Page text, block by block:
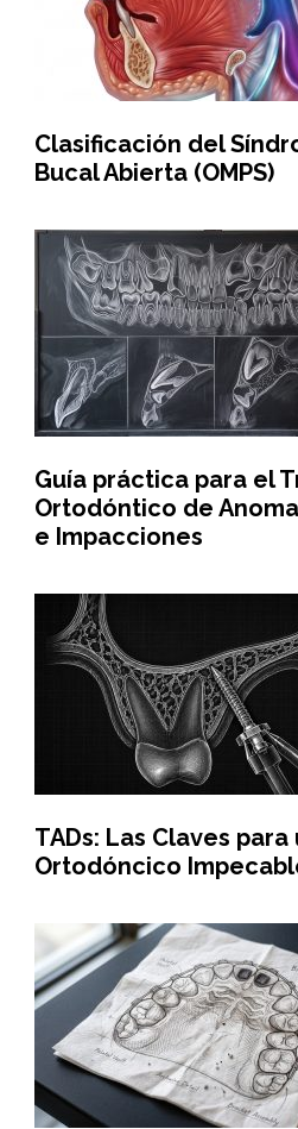
Clasificación del
Bucal Abierta (OMPS)
Guía práctica para el
Ortodóntico de
e Impacciones
TADs: Las Claves
Ortodóncico